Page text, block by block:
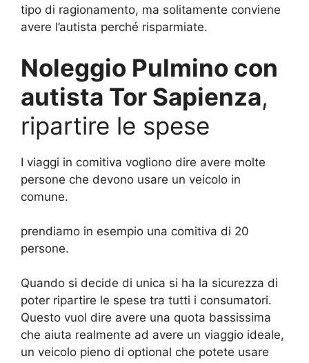
tipo di ragionamento, ma solitamente conviene
avere l’autista perché risparmiate.
Noleggio Pulmino con
autista Tor Sapienza,
ripartire le spese
I viaggi in comitiva vogliono dire avere molte
persone che devono usare un veicolo in
comune.
prendiamo in esempio una comitiva di 20
persone.
Quando si decide di unica si ha la sicurezza di
poter ripartire le spese tra tutti i consumatori.
Questo vuol dire avere una quota bassissima
che aiuta realmente ad avere un viaggio ideale,
un veicolo pieno di optional che potete usare